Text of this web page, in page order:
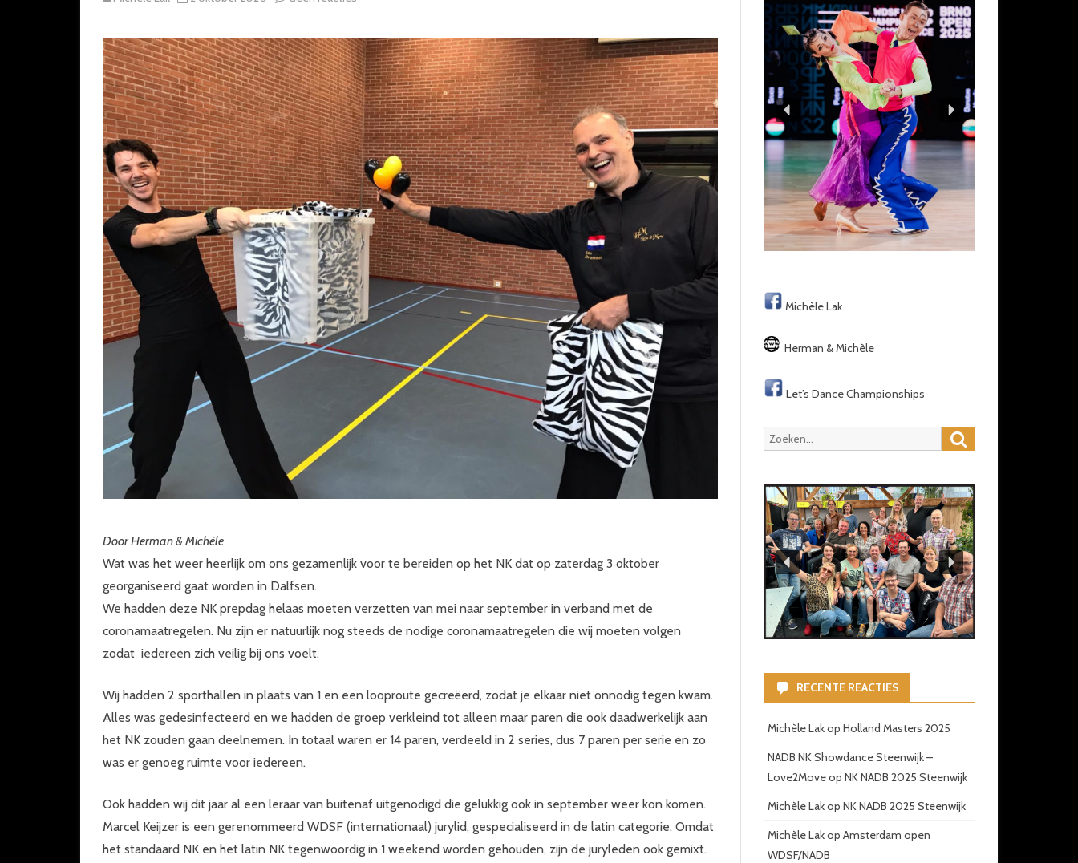
COACHES HAAR & MAKE-UP
NK
Prepdag
2020
Door Herman & Michèle
Wat was het weer heerlijk om ons gezamenlijk voor te bereiden op het NK dat op zaterdag 3 oktober
georganiseerd gaat worden in Dalfsen.
We hadden deze NK prepdag helaas moeten verzetten van mei naar september in verband met de
coronamaatregelen. Nu zijn er natuurlijk nog steeds de nodige coronamaatregelen die wij moeten volgen
zodat iedereen zich veilig bij ons voelt.
Wij hadden 2 sporthallen in plaats van 1 en een looproute gecreëerd, zodat je elkaar niet onnodig tegen kwam.
Alles was gedesinfecteerd en we hadden de groep verkleind tot alleen maar paren die ook daadwerkelijk aan
het NK zouden gaan deelnemen. In totaal waren er 14 paren, verdeeld in 2 series, dus 7 paren per serie en zo
was er genoeg ruimte voor iedereen.
Ook hadden wij dit jaar al een leraar van buitenaf uitgenodigd die gelukkig ook in september weer kon komen.
Marcel Keijzer is een gerenommeerd WDSF (internationaal) jurylid, gespecialiseerd in de latin categorie. Omdat
het standaard NK en het latin NK tegenwoordig in 1 weekend worden gehouden, zijn de juryleden ook gemixt.
Michèle Lak
Herman & Michèle
Let’s Dance Championships
Zoeken
naar:
RECENTE REACTIES
Michèle Lakop Holland Masters 2025
NADB NK Showdance Steenwijk –
Love2Moveop NK NADB 2025 Steenwijk
Michèle Lakop NK NADB 2025 Steenwijk
Michèle Lakop Amsterdam open
WDSF/NADB